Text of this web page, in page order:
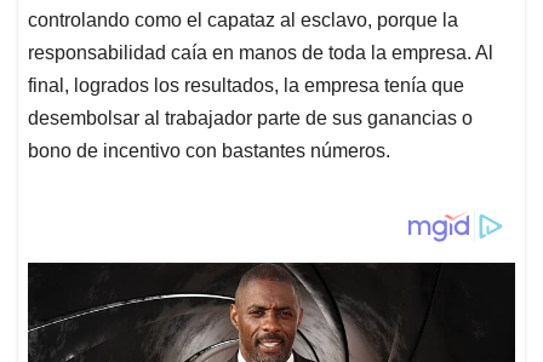
controlando como el capataz al esclavo, porque la
responsabilidad caía en manos de toda la empresa. Al
final, logrados los resultados, la empresa tenía que
desembolsar al trabajador parte de sus ganancias o
bono de incentivo con bastantes números.